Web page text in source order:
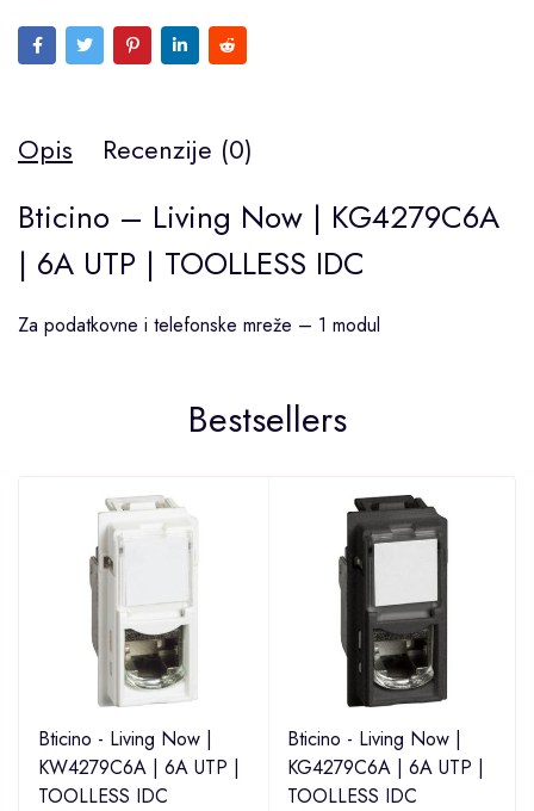
Opis Recenzije (0)
Bticino – Living Now | KG4279C6A
| 6A UTP | TOOLLESS IDC
Za podatkovne i telefonske mreže – 1 modul
Bestsellers
Bticino - Living Now |
KW4279C6A | 6A UTP |
TOOLLESS IDC
Bticino - Living Now |
KG4279C6A | 6A UTP |
TOOLLESS IDC